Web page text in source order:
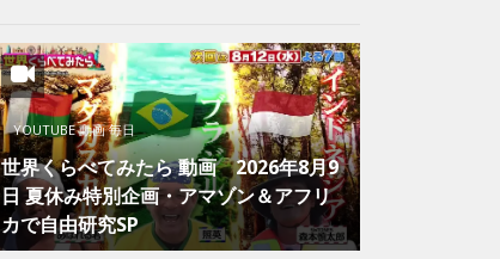
YOUTUBE 動画 毎日
世界くらべてみたら 動画 2026年8月9
日 夏休み特別企画・アマゾン＆アフリ
カで自由研究SP